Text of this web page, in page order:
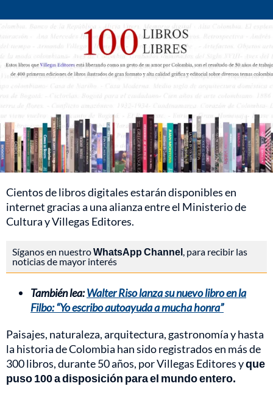
Cientos de libros digitales estarán disponibles en
internet gracias a una alianza entre el Ministerio de
Cultura y Villegas Editores.
Síganos en nuestroWhatsApp Channel, para recibir las
noticias de mayor interés
También lea:Walter Riso lanza su nuevo libro en la
Filbo: “Yo escribo autoayuda a mucha honra”
Paisajes, naturaleza, arquitectura, gastronomía y hasta
la historia de Colombia han sido registrados en más de
300 libros, durante 50 años, por Villegas Editores yque
puso 100 a disposición para el mundo entero.